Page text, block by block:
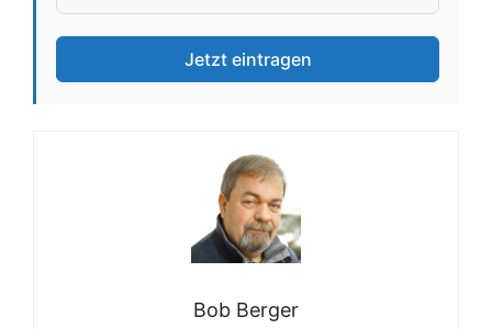
Jetzt eintragen
Bob Berger